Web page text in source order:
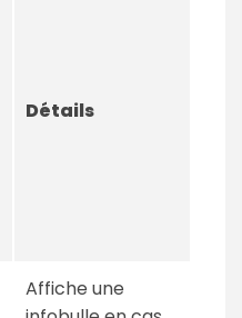
Détails
Affiche une